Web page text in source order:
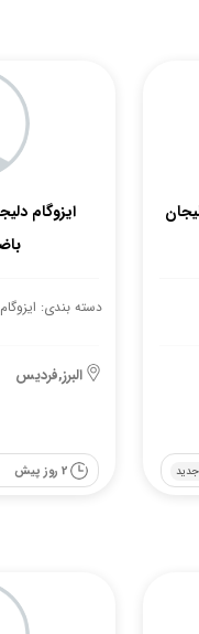
ایزوگام
دسته بندی:
البرز,فردیس
2 روز پیش